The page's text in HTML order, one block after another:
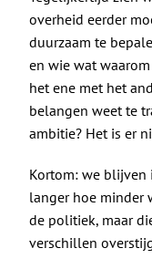
overheid eerder
duurzaam te
en wie wat
het ene met het
belangen weet te
ambitie? Het is er
Kortom: we blijven
langer hoe minder
de politiek, maar
verschillen